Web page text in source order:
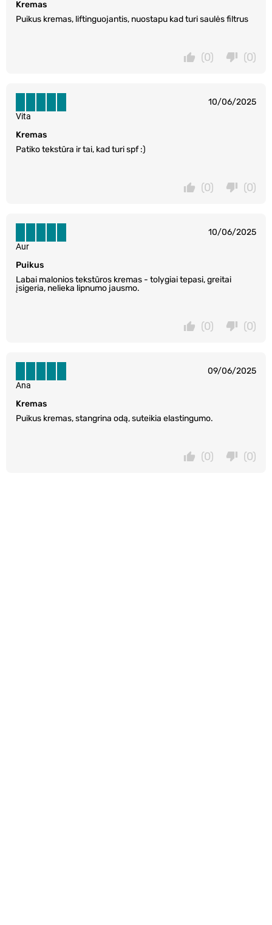
Kremas
Puikus kremas, liftinguojantis, nuostapu kad turi saulės filtrus
(0)
(0)
10/06/2025
Kremas
Patiko tekstūra ir tai, kad turi spf :)
Vita
(0)
(0)
10/06/2025
Puikus
Labai malonios tekstūros kremas - tolygiai tepasi, greitai
įsigeria, nelieka lipnumo jausmo.
Aur
(0)
(0)
09/06/2025
Kremas
Puikus kremas, stangrina odą, suteikia elastingumo.
Ana
(0)
(0)